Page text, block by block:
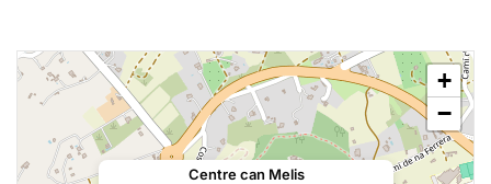
Centre can Melis
+
−